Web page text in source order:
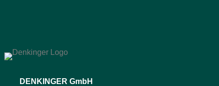
DENKINGER GmbH